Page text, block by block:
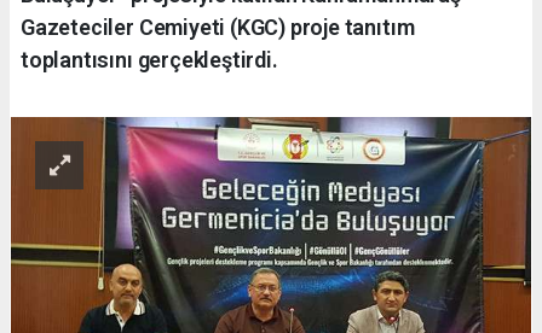
Gazeteciler Cemiyeti (KGC) proje tanıtım
toplantısını gerçekleştirdi.